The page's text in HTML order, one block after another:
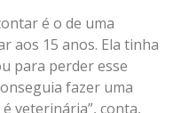
é o de uma
aos 15 anos. Ela tinha
para perder esse
fazer uma
veterinária”, conta,